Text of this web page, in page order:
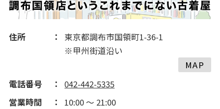
住所
東京都調布市国領町1-36-1
※甲州街道沿い
MAP
電話番号
042-442-5335
営業時間
10:00 ～ 21:00